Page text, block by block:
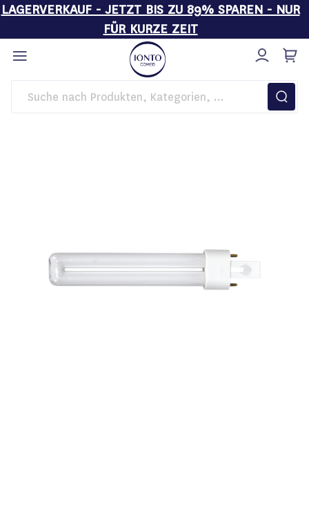
LAGERVERKAUF - JETZT BIS ZU 89% SPAREN - NUR
FÜR KURZE ZEIT
Direkt
zum
Inhalt
Startseite Einrichtung Kaltlichtröhre 9 Watt